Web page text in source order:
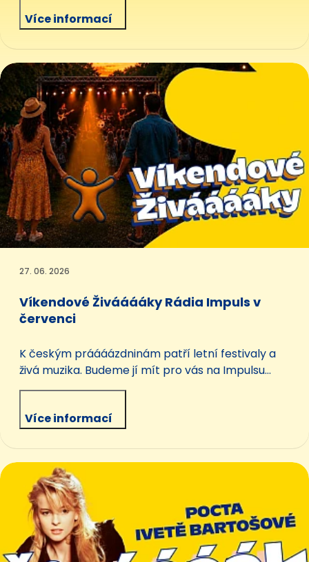
třeba u táboráku, na chatě anebo klidně v
atmosféru a živou českou i slovenskou muziku od
našich nejlepších a nejznámějších interpretů.
Více informací
27. 06. 2026
Víkendové Živááááky Rádia Impuls v
červenci
K českým práááázdninám patří letní festivaly a
živá muzika. Budeme jí mít pro vás na Impulsu
pořádnou dávku. Každou sobotu večer od osmi do
Impuls, třeba u táboráku, na chatě anebo klidně v
atmosféru a živou českou i slovenskou muziku od
našich nejlepších a nejznámějších interpretů.
Více informací